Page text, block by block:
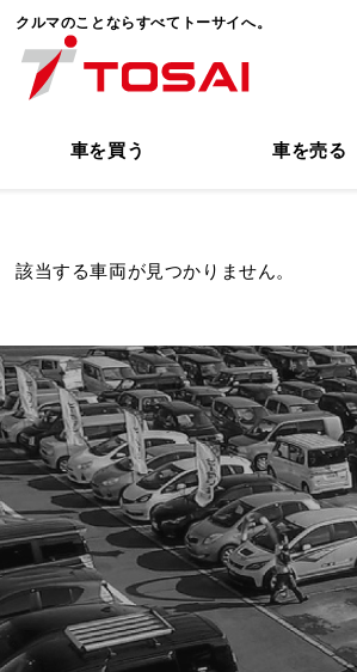
クルマのことならすべてトーサイへ。
車を買う 車を売る
該当する車両が見つかりません。